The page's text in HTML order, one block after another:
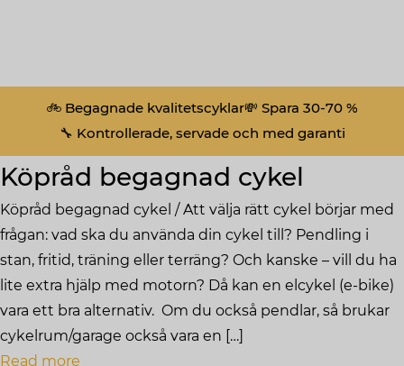
🚲 Begagnade kvalitetscyklar💸 Spara 30-70 %
🔧 Kontrollerade, servade och med garanti
Köpråd begagnad cykel
Köpråd begagnad cykel / Att välja rätt cykel börjar med
frågan: vad ska du använda din cykel till? Pendling i
stan, fritid, träning eller terräng? Och kanske – vill du ha
lite extra hjälp med motorn? Då kan en elcykel (e-bike)
vara ett bra alternativ. Om du också pendlar, så brukar
cykelrum/garage också vara en […]
Read more